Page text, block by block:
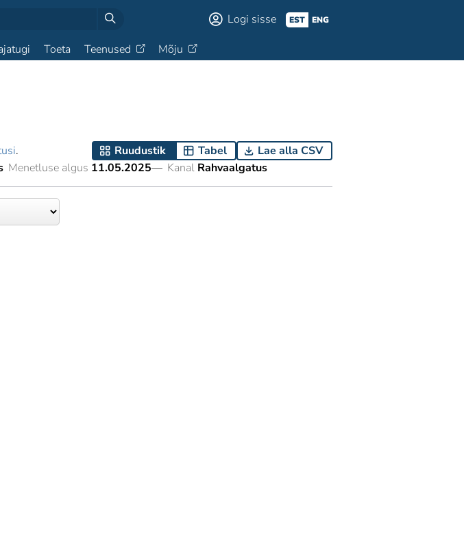
Logi sisse EST ENG
Toeta Teenused Mõju
. Ruudustik Tabel
Lae alla CSV
Menetluse algus 11.05.2025— Kanal Rahvaalgatus